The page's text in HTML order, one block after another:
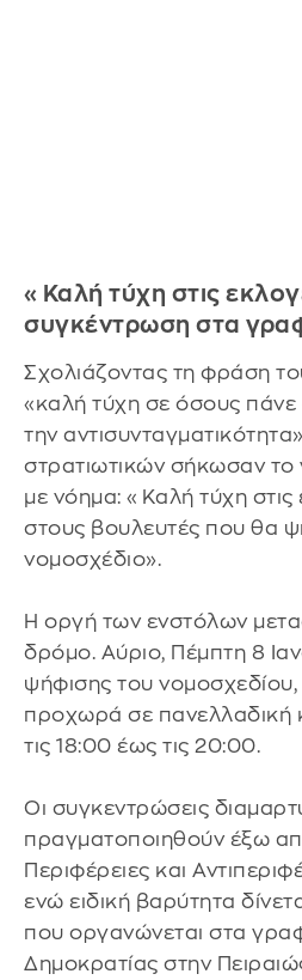
«Καλή τύχη στις
συγκέντρωση στα
Σχολιάζοντας τη φράση
«καλή τύχη σε όσους πάνε
την
στρατιωτικών σήκωσαν το
με νόημα: «Καλή τύχη στις
στους βουλευτές που θα
νομοσχέδιο».
Η οργή των ενστόλων
δρόμο. Αύριο, Πέμπτη 8
ψήφισης του
προχωρά σε πανελλαδική
τις 18:00 έως τις 20:00.
Οι συγκεντρώσεις
πραγματοποιηθούν έξω
Περιφέρειες και
ενώ ειδική βαρύτητα
που οργανώνεται στα
Δημοκρατίας στην